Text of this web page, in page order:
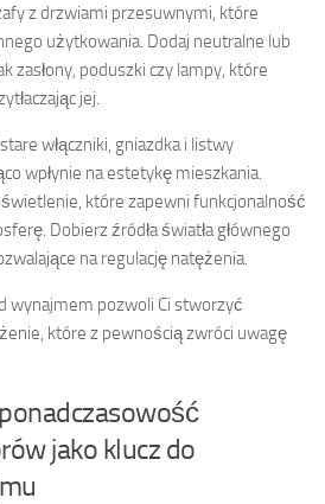
z drzwiami przesuwnymi, które
użytkowania. Dodaj neutralne lub
zasłony, poduszki czy lampy, które
jej.
włączniki, gniazdka i listwy
wpłynie na estetykę mieszkania.
które zapewni funkcjonalność
Dobierz źródła światła głównego
na regulację natężenia.
wynajmem pozwoli Ci stworzyć
które z pewnością zwróci uwagę
jako klucz do